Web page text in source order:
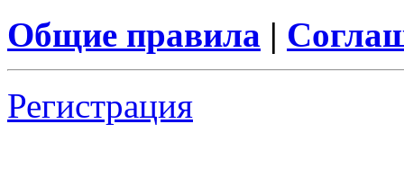
Общие правила |
Регистрация